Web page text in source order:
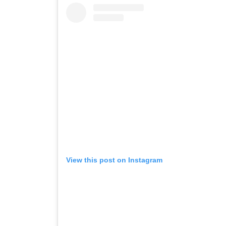
View this post on Instagram